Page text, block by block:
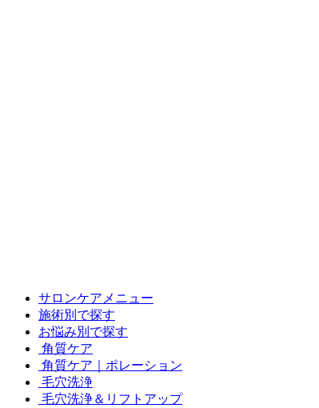
サロンケアメニュー
施術別で探す
お悩み別で探す
角質ケア
角質ケア｜ポレーション
毛穴洗浄
毛穴洗浄＆リフトアップ